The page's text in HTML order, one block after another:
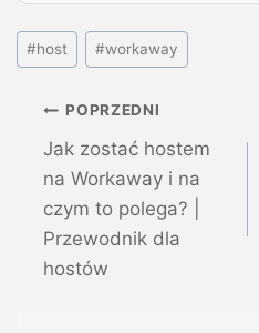
#host #workaway
POPRZEDNI
Jak zostać hostem
na Workaway i na
czym to polega? |
Przewodnik dla
hostów